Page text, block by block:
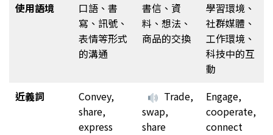
使用語境
口語、書
寫、訊號、
表情等形式
的溝通
書信、資
料、想法、
商品的交換
學習環境、
社群媒體、
工作環境、
科技中的互
動
近義詞
Convey,
share,
express
Trade,
swap,
share
Engage,
cooperate,
connect